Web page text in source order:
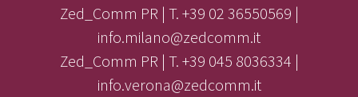
Zed_Comm PR | T. +39 02 36550569 |
info.milano@zedcomm.it
Zed_Comm PR | T. +39 045 8036334 |
info.verona@zedcomm.it